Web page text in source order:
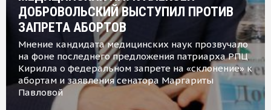
ДОБРОВОЛЬСКИЙ ВЫСТУПИЛ ПРОТИВ
ЗАПРЕТА АБОРТОВ
Мнение кандидата медицинских наук прозвучало
на фоне последнего предложения патриарха РПЦ
Кирилла о федеральном запрете на «склонение» к
абортам и заявления сенатора Маргариты
Павловой